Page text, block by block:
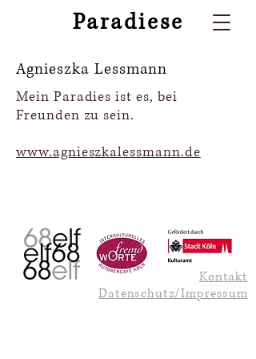
Paradiese
Agnieszka Lessmann
Mein Paradies ist es, bei
Freunden zu sein.
www.agnieszkalessmann.de
Kontakt
Datenschutz/Impressum